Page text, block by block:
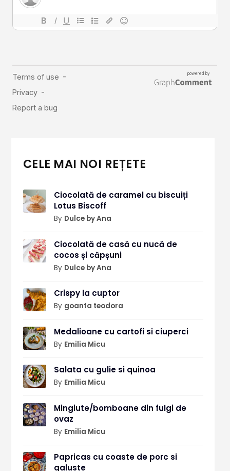
CELE MAI NOI REȚETE
Ciocolată de caramel cu biscuiți
Lotus Biscoff
By Dulce by Ana
Ciocolată de casă cu nucă de
cocos și căpșuni
By Dulce by Ana
Crispy la cuptor
By goanta teodora
Medalioane cu cartofi si ciuperci
By Emilia Micu
Salata cu gulie si quinoa
By Emilia Micu
Mingiute/bomboane din fulgi de
ovaz
By Emilia Micu
Papricas cu coaste de porc si
galuste